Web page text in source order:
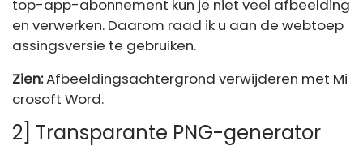
top-app-abonnement kun je niet veel afbeelding
en verwerken. Daarom raad ik u aan de webtoep
assingsversie te gebruiken.
Zien:Afbeeldingsachtergrond verwijderen met Mi
crosoft Word.
2] Transparante PNG-generator